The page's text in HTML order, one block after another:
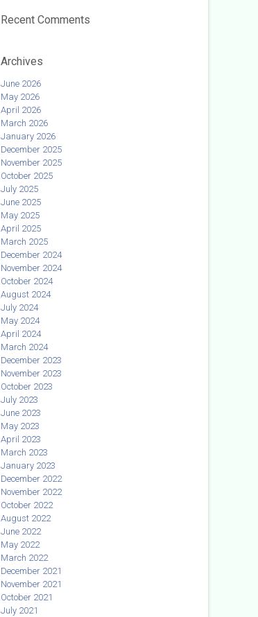
Recent Comments
Archives
June 2026
May 2026
April 2026
March 2026
January 2026
December 2025
November 2025
October 2025
July 2025
June 2025
May 2025
April 2025
March 2025
December 2024
November 2024
October 2024
August 2024
July 2024
May 2024
April 2024
March 2024
December 2023
November 2023
October 2023
July 2023
June 2023
May 2023
April 2023
March 2023
January 2023
December 2022
November 2022
October 2022
August 2022
June 2022
May 2022
March 2022
December 2021
November 2021
October 2021
July 2021